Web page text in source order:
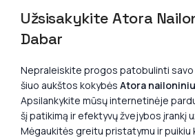
Užsisakykite Atora
Dabar
Nepraleiskite progos patobulinti savo
šiuo aukštos kokybės Atora
Apsilankykite mūsų internetinėje
šį patikimą ir efektyvų žvejybos įrankį
Mėgaukitės greitu pristatymu ir puikiu